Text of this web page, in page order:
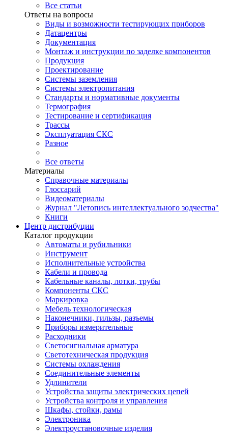
Все статьи
Ответы на вопросы
Виды и возможности тестирующих приборов
Датацентры
Документация
Монтаж и инструкции по заделке компонентов
Продукция
Проектирование
Системы заземления
Системы электропитания
Стандарты и нормативные документы
Термография
Тестирование и сертификация
Трассы
Эксплуатация СКС
Разное
Все ответы
Материалы
Справочные материалы
Глоссарий
Видеоматериалы
Журнал "Летопись интеллектуального зодчества"
Книги
Центр дистрибуции
Каталог продукции
Автоматы и рубильники
Инструмент
Исполнительные устройства
Кабели и провода
Кабельные каналы, лотки, трубы
Компоненты СКС
Маркировка
Мебель технологическая
Наконечники, гильзы, разъемы
Приборы измерительные
Расходники
Светосигнальная арматура
Светотехническая продукция
Системы охлаждения
Соединительные элементы
Удлинители
Устройства защиты электрических цепей
Устройства контроля и управления
Шкафы, стойки, рамы
Электроника
Электроустановочные изделия